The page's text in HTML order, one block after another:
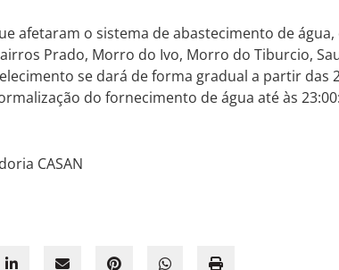
afetaram o sistema de abastecimento de água,
Prado, Morro do Ivo, Morro do Tiburcio,
se dará de forma gradual a partir das
do fornecimento de água até às
CASAN